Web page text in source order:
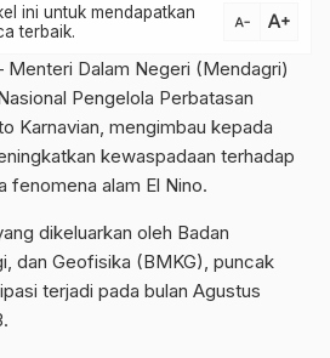
ini untuk mendapatkan
terbaik.
text_decrease text_increase
Dalam Negeri (Mendagri)
Pengelola Perbatasan
Karnavian, mengimbau kepada
kewaspadaan terhadap
fenomena alam El Nino.
dikeluarkan oleh Badan
dan Geofisika (BMKG), puncak
terjadi pada bulan Agustus